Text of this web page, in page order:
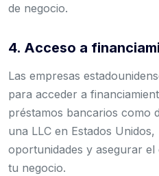
de negocio.
4. Acceso a
Las empresas
para acceder a
préstamos bancarios como
una LLC en Estados
oportunidades y asegurar
tu negocio.